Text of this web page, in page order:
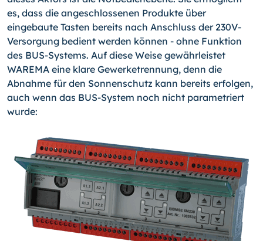
es, dass die angeschlossenen Produkte über
eingebaute Tasten bereits nach Anschluss der 230V-
Versorgung bedient werden können - ohne Funktion
des BUS-Systems. Auf diese Weise gewährleistet
WAREMA eine klare Gewerketrennung, denn die
Abnahme für den Sonnenschutz kann bereits erfolgen,
auch wenn das BUS-System noch nicht parametriert
wurde: